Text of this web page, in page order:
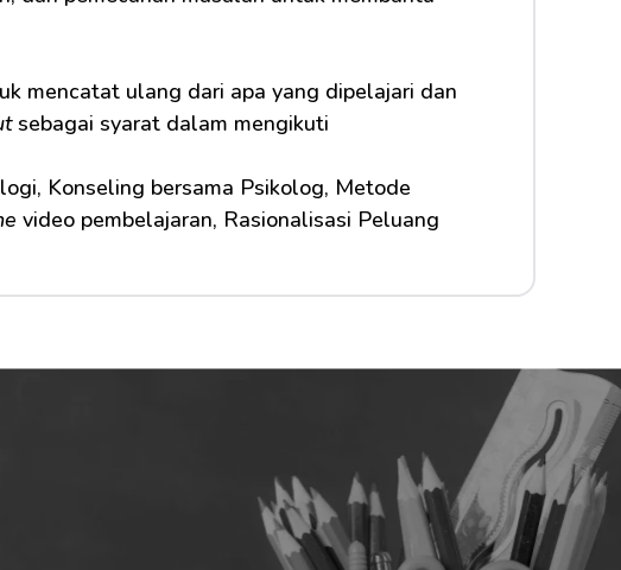
mencatat ulang dari apa yang dipelajari dan
sebagai syarat dalam mengikuti
Konseling bersama Psikolog, Metode
video pembelajaran, Rasionalisasi Peluang